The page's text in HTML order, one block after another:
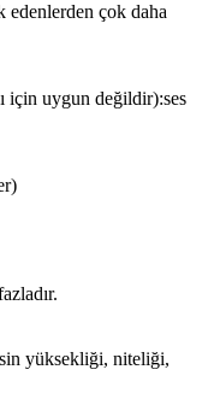
çok daha
için uygun değildir):ses
yüksekliği, niteliği,